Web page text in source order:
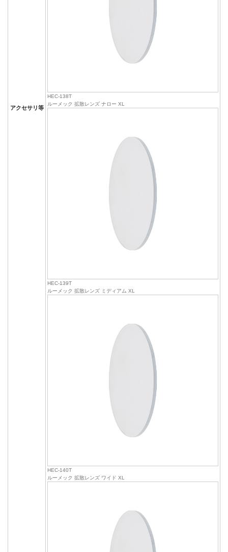
アクセサリ等
HEC-138T
ルーメック 拡散レンズ ナロー XL
HEC-139T
ルーメック 拡散レンズ ミディアム XL
HEC-140T
ルーメック 拡散レンズ ワイド XL